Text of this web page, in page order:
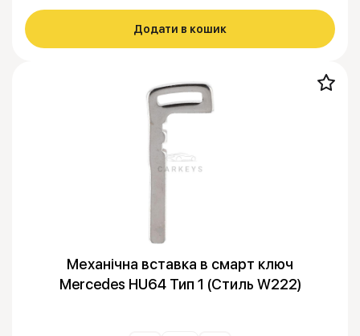
Додати в кошик
Механічна вставка в смарт ключ
Mercedes HU64 Тип 1 (Стиль W222)